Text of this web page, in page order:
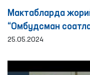
Мактабларда
“Омбудсман
25.05.2024